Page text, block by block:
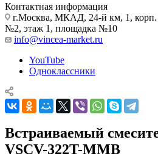
Контактная информация
г.Москва, МКАД, 24-й км, 1,
№2, этаж 1, площадка №10
info@vincea-market.ru
YouTube
Одноклассники
Встраиваемый
VSCV-322T-MMB